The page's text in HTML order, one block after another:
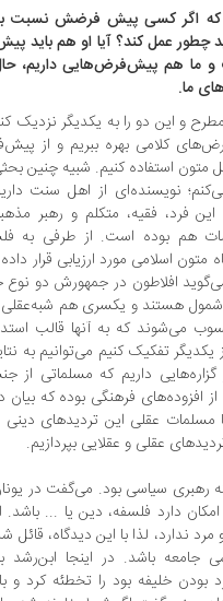
اگر کسی پیش ‌فرضش نسبت
عمل کند؟ آیا او هم باید
ما هم پیش‌فرض‌هایی داریم،
ما.
و این دو را به یکدیگر نزدیک
کلامی بهره ببریم و از
استفاده کنیم. شبیه چنین
نویسنده‌ای از اهل سنت
فرد، فقیه، متکلم و رهبر
هم بوده است. از طرفی به
متون اسلامی مورد ارزیابی قرار
افلاطون در جمهورش دو نوع
هستند و یکسری هم شبه‌عقلی
می‌شوند که به آنها قالب
یکدیگر تفکیک کنیم می‌توانیم به
گزاره‌هایی داریم که مسلماتی
افزوده‌های فرهنگی بوده که بیان
مسلمات عقلی این تردیدهای دینی
عقلی و عقلایی بپردازیم.
رهبری سیاسی بود. می‌گفت در
دارد فلسفه، دین یا ... باشد.
ندارد، لذا با این دیدگاه،
باشد. در اینجا ابن‌رشد
خلیفه بود را تخطئه کرد و